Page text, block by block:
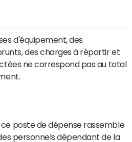
d'équipement, des
des charges à répartir et
ne correspond pas au total
ce poste de dépense rassemble
personnels dépendant de la